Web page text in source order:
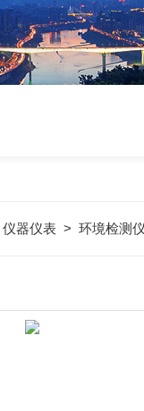
仪器仪表> 环境检测